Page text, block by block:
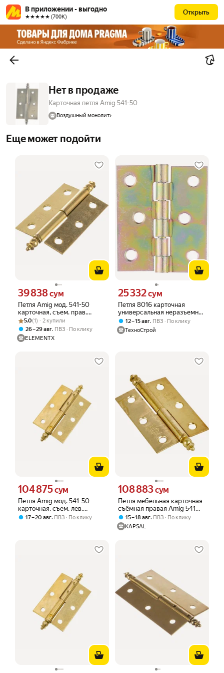
В приложении - выгодно
★★★★★ (700К)
Открыть
Нет в продаже
Карточная петля Amig 541-50
Воздушный монолит
Еще может подойти
Петля Amig мод. 541-50
карточная, съем. прав.
латунир 124
Цена 39838 сум вместо
39 838сум
Рейтинг товара: 5.0 из 5
Оценок: (1) · 2 купили
5.0(1) · 2 купили
26 – 29 авг, ПВЗ
По клику
ELEMENTX
Петля 8016 карточная
универсальная неразъемная
50х42 мм цинк желтый
Цена 25332 сум вместо
25 332сум
12 – 15 авг, ПВЗ
По клику
ТехноСтрой
Петля Amig мод. 541-50
карточная, съем. лев.
латунир 123
Цена 104875 сум вместо
104 875сум
17 – 20 авг, ПВЗ По клику
Петля мебельная карточная
съёмная правая Amig 541
50x35 мм сталь цвет золото
Цена 108883 сум вместо
108 883сум
15 – 18 авг, ПВЗ
По клику
KAPSAL